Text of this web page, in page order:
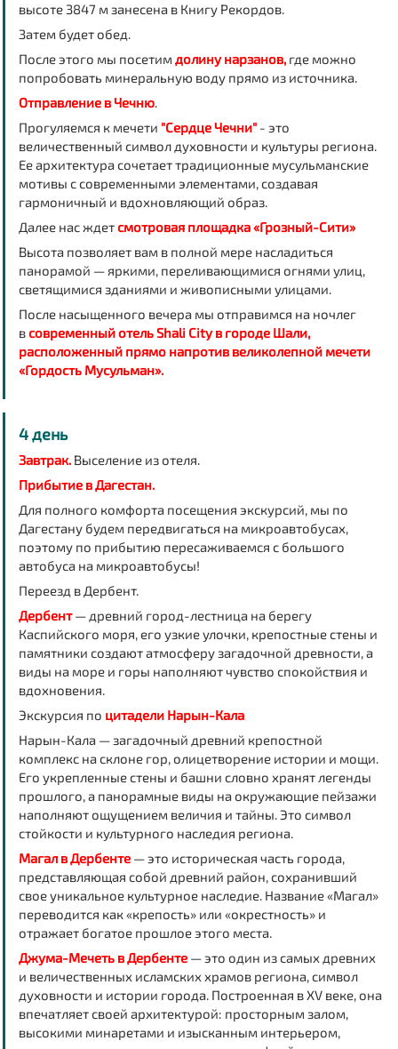
высоте 3847 м занесена в Книгу Рекордов.
Затем будет обед.
После этого мы посетимдолину нарзанов,где можно
попробовать минеральную воду прямо из источника.
Отправление в Чечню.
Прогуляемся к мечети "Сердце Чечни"- это
величественный символ духовности и культуры региона.
Ее архитектура сочетает традиционные мусульманские
мотивы с современными элементами, создавая
гармоничный и вдохновляющий образ.
Далее нас ждетсмотровая площадка «Грозный-Сити»
Высота позволяет вам в полной мере насладиться
панорамой — яркими, переливающимися огнями улиц,
светящимися зданиями и живописными улицами.
После насыщенного вечера мы отправимся на ночлег
всовременный отельShali City в городе Шали,
расположенный прямо напротив великолепной мечети
«Гордость Мусульман».
4 день
Завтрак.Выселение из отеля.
Прибытие в Дагестан.
Для полного комфорта посещения экскурсий, мы по
Дагестану будем передвигаться на микроавтобусах,
поэтому по прибытию пересаживаемся с большого
автобуса на микроавтобусы!
Переезд в Дербент.
Дербент— древний город-лестница на берегу
Каспийского моря, его узкие улочки, крепостные стены и
памятники создают атмосферу загадочной древности, а
виды на море и горы наполняют чувство спокойствия и
вдохновения.
Экскурсия по цитадели Нарын-Кала
Нарын-Кала — загадочный древний крепостной
комплекс на склоне гор, олицетворение истории и мощи.
Его укрепленные стены и башни словно хранят легенды
прошлого, а панорамные виды на окружающие пейзажи
наполняют ощущением величия и тайны. Это символ
стойкости и культурного наследия региона.
Магал в Дербенте— это историческая часть города,
представляющая собой древний район, сохранивший
свое уникальное культурное наследие. Название «Магал»
переводится как «крепость» или «окрестность» и
отражает богатое прошлое этого места.
Джума-Мечеть в Дербенте— это один из самых древних
и величественных исламских храмов региона, символ
духовности и истории города. Построенная в XV веке, она
впечатляет своей архитектурой: просторным залом,
высокими минаретами и изысканным интерьером,